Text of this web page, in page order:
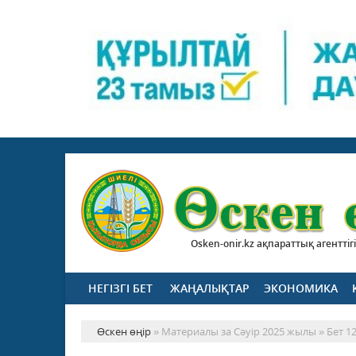
Osken-onir.kz ақпараттық агенттігі
НЕГІЗГІ БЕТ ЖАҢАЛЫҚТАР ЭКОНОМИКА
Өскен өңір » Материалы за Сәуір 2025 жылы » Бет 12